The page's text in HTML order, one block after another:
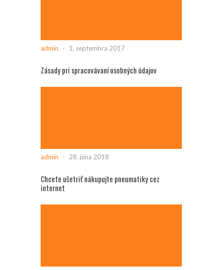
admin - 1. septembra 2017
Zásady pri spracovávaní osobných údajov
admin - 28. júna 2018
Chcete ušetriť nákupujte pneumatiky cez
internet